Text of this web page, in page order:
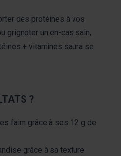
des protéines à vos
grignoter un en-cas sain,
+ vitamines saura se
?
faim grâce à ses 12 g de
grâce à sa texture